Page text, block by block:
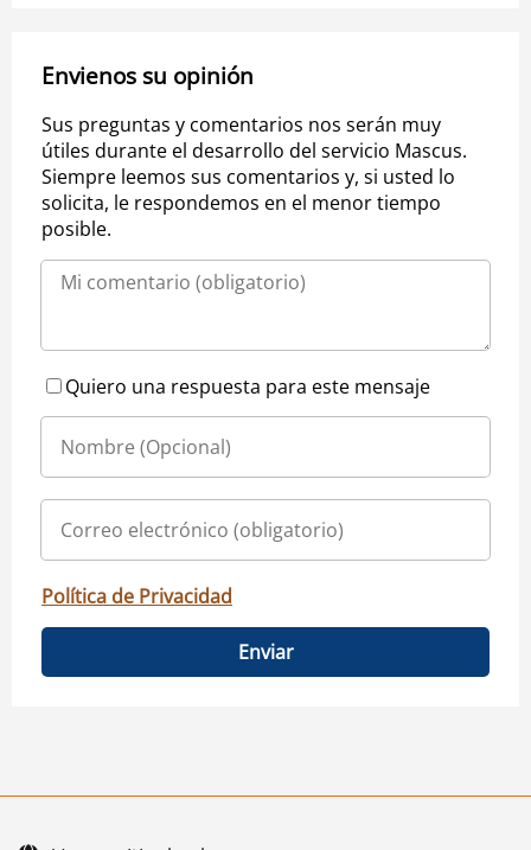
Envienos su opinión
Sus preguntas y comentarios nos serán muy
útiles durante el desarrollo del servicio Mascus.
Siempre leemos sus comentarios y, si usted lo
solicita, le respondemos en el menor tiempo
posible.
Quiero una respuesta para este mensaje
Política de Privacidad
Enviar